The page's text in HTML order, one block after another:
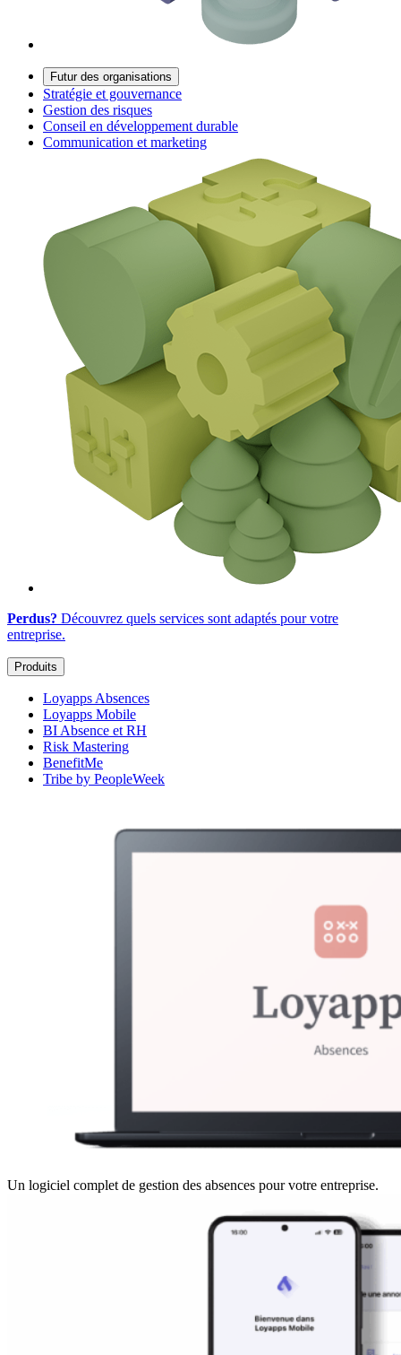
Futur des organisations
Stratégie et gouvernance
Gestion des risques
Conseil en développement durable
Communication et marketing
Perdus? Découvrez quels services sont adaptés pour votre
entreprise.
Produits
Loyapps Absences
Loyapps Mobile
BI Absence et RH
Risk Mastering
BenefitMe
Tribe by PeopleWeek
Un logiciel complet de gestion des absences pour votre entreprise.